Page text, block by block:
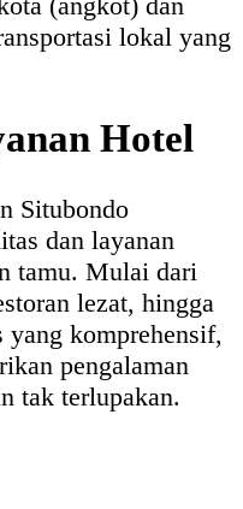
lokal yang
Hotel
Situbondo
dan layanan
tamu. Mulai dari
lezat, hingga
komprehensif,
pengalaman
tak terlupakan.